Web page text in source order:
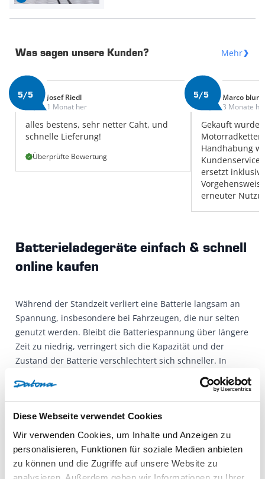
Diese Webseite verwendet Cookies
Wir verwenden Cookies, um Inhalte und Anzeigen zu
personalisieren, Funktionen für soziale Medien anbieten
zu können und die Zugriffe auf unsere Website zu
Was sagen unsere Kunden? Mehr
5/5
Josef Riedl
1 Monat her
alles bestens, sehr netter Caht, und
schnelle Lieferung!
Überprüfte Bewertung
5/5
Marco
3 Monate
Gekauft wurde
Handhabung
Kundenservice
ersetzt
erneuter
Batterieladegeräte einfach & schnell
online kaufen
Während der Standzeit verliert eine Batterie langsam an
Spannung, insbesondere bei Fahrzeugen, die nur selten
genutzt werden. Bleibt die Batteriespannung über längere
Zeit zu niedrig, verringert sich die Kapazität und der
Zustand der Batterie verschlechtert sich schneller. In
diesem Fall ist ein Austausch der Batterie oft früher
notwendig als eigentlich erforderlich.
Mit einer regelmäßigen kurzen Kontrolle und dem
Erhaltungsladen bei längerer Standzeit halten Sie die
Batterie auf dem richtigen Niveau und vermeiden
Startprobleme sowie zusätzliche Kosten für einen
vorzeitigen Batteriewechsel.